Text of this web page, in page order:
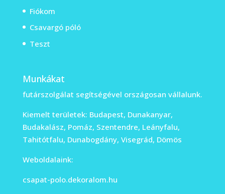
Fiókom
Csavargó póló
Teszt
Munkákat
futárszolgálat segítségével országosan vállalunk.
Kiemelt területek: Budapest, Dunakanyar,
Budakalász, Pomáz, Szentendre, Leányfalu,
Tahitótfalu, Dunabogdány, Visegrád, Dömös
Weboldalaink:
csapat-polo.dekoralom.hu